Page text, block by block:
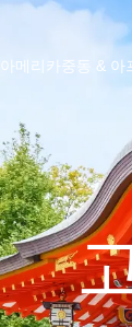
아메리카중동 & 아